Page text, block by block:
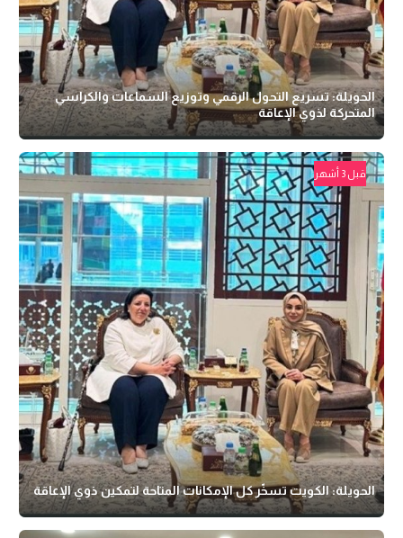
الحويلة: تسريع التحول الرقمي وتوزيع السماعات والكراسي
المتحركة لذوي الإعاقة
قبل 3 أشهر
الحويلة: الكويت تسخّر كل الإمكانات المتاحة لتمكين ذوي الإعاقة